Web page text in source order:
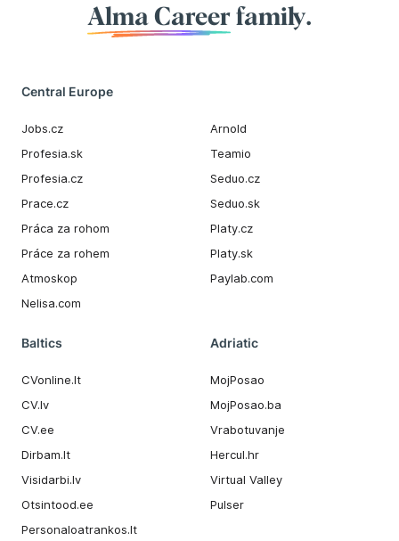
Alma Career family.
Central Europe
Jobs.cz
Profesia.sk
Profesia.cz
Prace.cz
Práca za rohom
Práce za rohem
Atmoskop
Nelisa.com
Arnold
Teamio
Seduo.cz
Seduo.sk
Platy.cz
Platy.sk
Paylab.com
Baltics
CVonline.lt
CV.lv
CV.ee
Dirbam.It
Visidarbi.lv
Otsintood.ee
Personaloatrankos.lt
Adriatic
MojPosao
MojPosao.ba
Vrabotuvanje
Hercul.hr
Virtual Valley
Pulser